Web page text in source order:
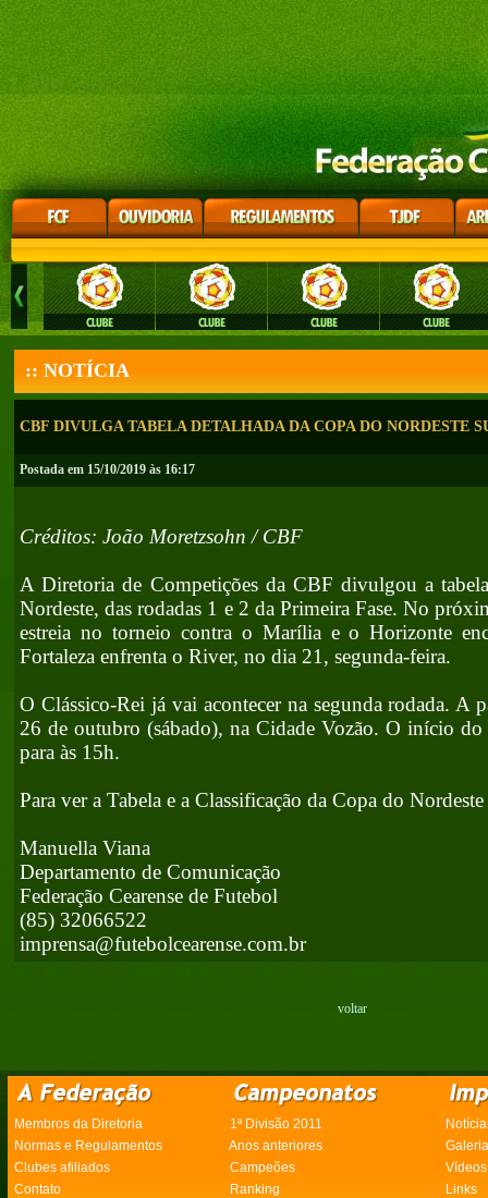
:: NOTÍCIA
CBF DIVULGA TABELA DETALHADA DA COPA DO NORDESTE
Postada em 15/10/2019 às 16:17
Créditos: João Moretzsohn / CBF
A Diretoria de Competições da CBF divulgou a
Nordeste, das rodadas 1 e 2 da Primeira Fase. No
estreia no torneio contra o Marília e o Horizonte
Fortaleza enfrenta o River, no dia 21, segunda-feira.
O Clássico-Rei já vai acontecer na segunda rodada. A
26 de outubro (sábado), na Cidade Vozão. O início do
para às 15h.
Para ver a Tabela e a Classificação da Copa do
Manuella Viana
Departamento de Comunicação
Federação Cearense de Futebol
(85) 32066522
imprensa@futebolcearense.com.br
voltar
Membros da Diretoria 1ª Divisão 2011
Normas e Regulamentos
Anos anteriores
Clubes afiliados
Campeões
Vídeos
Contato
Ranking
Links